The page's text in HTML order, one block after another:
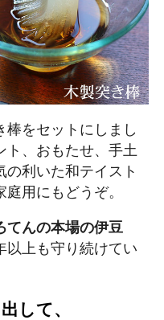
棒をセットにしまし
ト、おもたせ、手土
の利いた和テイスト
用にもどうぞ。
てんの本場の伊豆
以上も守り続けてい
して、